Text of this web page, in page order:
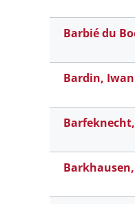
Barbié du
Bardin,